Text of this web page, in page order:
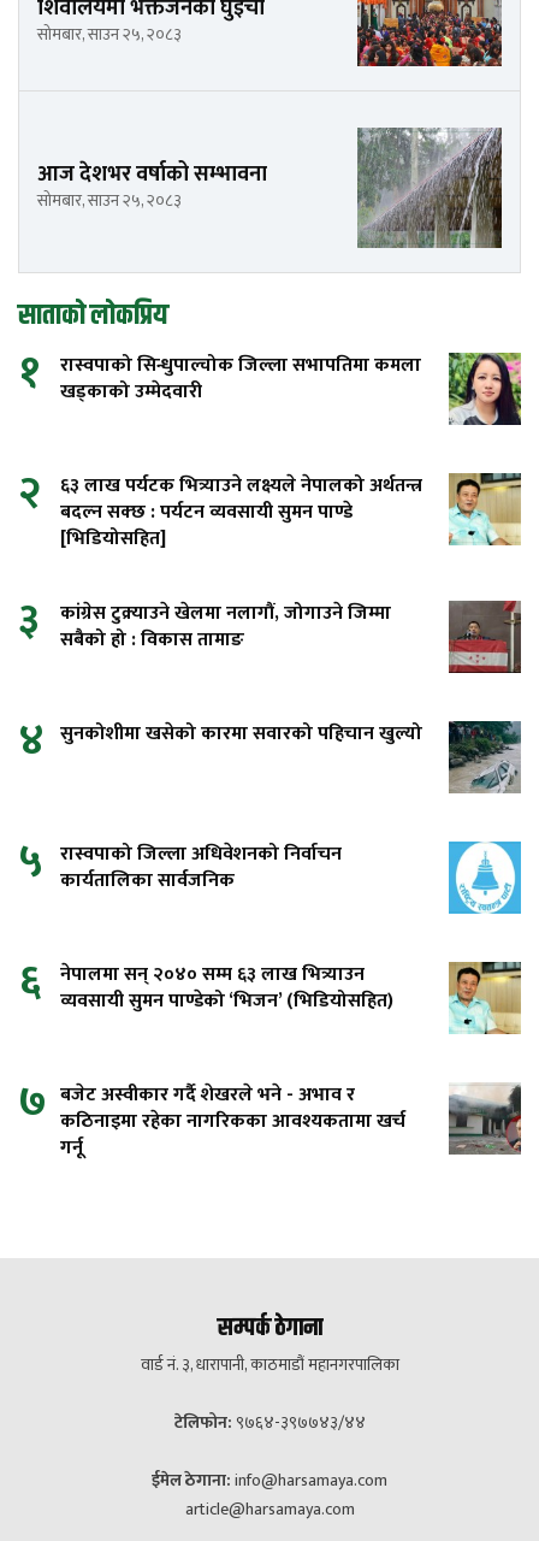
शिवालयमा भक्तजनको घुइँचो
सोमबार, साउन २५, २०८३
आज देशभर वर्षाको सम्भावना
सोमबार, साउन २५, २०८३
साताको लोकप्रिय
१
रास्वपाको सिन्धुपाल्चोक जिल्ला सभापतिमा कमला
खड्काको उम्मेदवारी
२
६३ लाख पर्यटक भित्र्याउने लक्ष्यले नेपालको अर्थतन्त्र
बदल्न सक्छ : पर्यटन व्यवसायी सुमन पाण्डे
[भिडियोसहित]
३
कांग्रेस टुक्र्याउने खेलमा नलागौं, जोगाउने जिम्मा
सबैको हो : विकास तामाङ
४ सुनकोशीमा खसेको कारमा सवारको पहिचान खुल्यो
५ रास्वपाको जिल्ला अधिवेशनको निर्वाचन
कार्यतालिका सार्वजनिक
६ नेपालमा सन् २०४० सम्म ६३ लाख भित्र्याउन
व्यवसायी सुमन पाण्डेको ‘भिजन’ (भिडियोसहित)
७ बजेट अस्वीकार गर्दै शेखरले भने - अभाव र
कठिनाइमा रहेका नागरिकका आवश्यकतामा खर्च
गर्नू
सम्पर्क ठेगाना
वार्ड नं. ३, धारापानी, काठमाडौं महानगरपालिका
टेलिफोन: ९७६४-३९७७४३/४४
ईमेल ठेगाना:info@harsamaya.com
article@harsamaya.com